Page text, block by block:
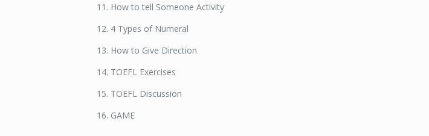
How to tell Someone Activity
4 Types of Numeral
How to Give Direction
TOEFL Exercises
TOEFL Discussion
GAME